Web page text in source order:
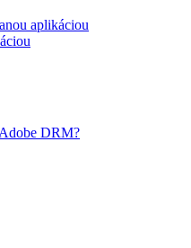
aplikáciou
DRM?